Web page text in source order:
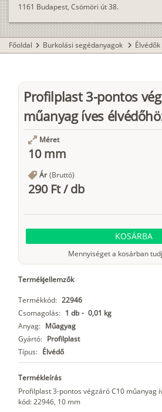
1161 Budapest, Csömöri út 38.
Főoldal chevron_right Burkolási segédanyagok chevron_right
Profilplast 3-pontos
műanyag íves
Méret
10 mm
Ár (Bruttó)
290 Ft/db
KOSÁRBA
Mennyiséget a kosárban
Termékjellemzők
Termékkód: 22946
Csomagolás: 1 db - 0,01 kg
Anyag: Műagyag
Gyártó: Profilplast
Típus: Élvédő
Termékleírás
Profilplast 3-pontos végzáró C10 műanyag
kód: 22946, 10 mm